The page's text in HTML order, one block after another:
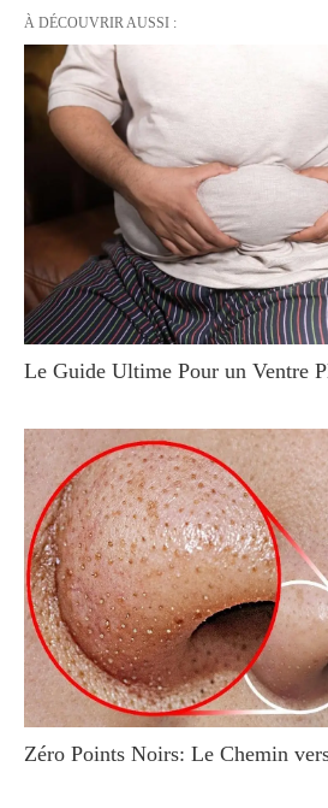
À DÉCOUVRIR AUSSI :
Le Guide Ultime Pour un Ventre
Zéro Points Noirs: Le Chemin